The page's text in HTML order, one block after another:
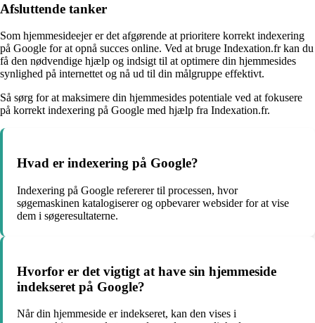
Afsluttende tanker
Som hjemmesideejer er det afgørende at prioritere korrekt indexering
på Google for at opnå succes online. Ved at bruge Indexation.fr kan du
få den nødvendige hjælp og indsigt til at optimere din hjemmesides
synlighed på internettet og nå ud til din målgruppe effektivt.
Så sørg for at maksimere din hjemmesides potentiale ved at fokusere
på korrekt indexering på Google med hjælp fra Indexation.fr.
Hvad er indexering på Google?
Indexering på Google refererer til processen, hvor
søgemaskinen katalogiserer og opbevarer websider for at vise
dem i søgeresultaterne.
Hvorfor er det vigtigt at have sin hjemmeside
indekseret på Google?
Når din hjemmeside er indekseret, kan den vises i